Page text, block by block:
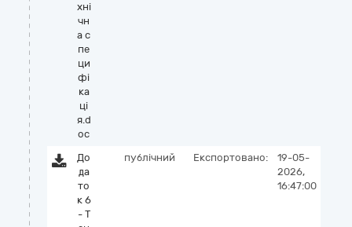
хні
чн
а с
пе
ци
фі
ка
ці
я.d
oc
До
да
то
к 6
- Т
публічний Експортовано:
19-05-
2026,
16:47:00